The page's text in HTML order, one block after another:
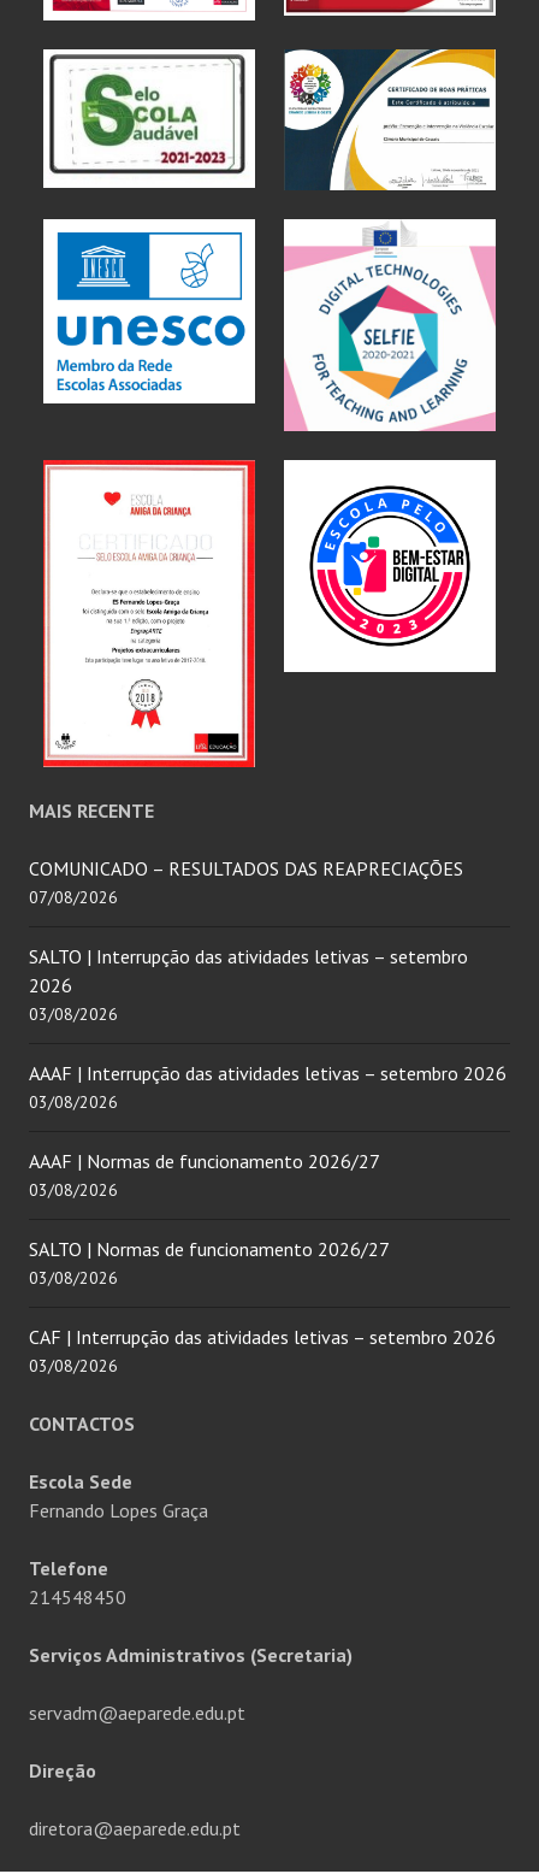
MAIS RECENTE
COMUNICADO – RESULTADOS DAS REAPRECIAÇÕES
07/08/2026
SALTO | Interrupção das atividades letivas – setembro
2026
03/08/2026
AAAF | Interrupção das atividades letivas – setembro 2026
03/08/2026
AAAF | Normas de funcionamento 2026/27
03/08/2026
SALTO | Normas de funcionamento 2026/27
03/08/2026
CAF | Interrupção das atividades letivas – setembro 2026
03/08/2026
CONTACTOS
Escola Sede
Fernando Lopes Graça
Telefone
214548450
Serviços Administrativos (Secretaria)
servadm@aeparede.edu.pt
Direção
diretora@aeparede.edu.pt